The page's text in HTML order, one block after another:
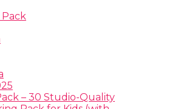
– 30 Studio-Quality